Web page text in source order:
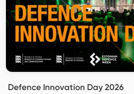
Defence Innovation Day 2026